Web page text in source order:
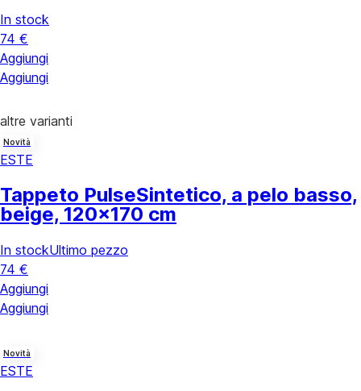
In stock
74 €
Aggiungi
Aggiungi
altre varianti
Novità
ESTE
Tappeto PulseSintetico, a pelo basso,
beige, 120x170 cm
In stockUltimo pezzo
74 €
Aggiungi
Aggiungi
Novità
ESTE